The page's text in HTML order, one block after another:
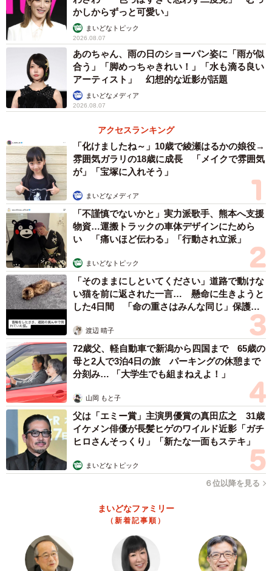
かしからずっと可愛い」
まいどなトピック
2026.08.07
あのちゃん、雨の日のショーパン姿に「雨が似
合う」「脚めっちゃきれい！」「水も滴る良い
アーティスト」 幻想的な近影が話題
まいどなメディア
2026.08.07
アクセスランキング
「化けましたね～」10歳で綾瀬はるかの娘役→
雰囲気ガラリの18歳に成長 「メイクで雰囲気
が」「宝塚に入れそう」
まいどなメディア
「不謹慎でないかと」実力派歌手、熊本へ支援
物資…運搬トラックの車体デザインにためら
い 「痛いほど伝わる」「行動され立派」
まいどなトピック
「そのままにしといてください」道路で動けな
い猫を前に返された一言… 懸命に生きようと
した4日間 「命の重さはみんな同じ」保護団
渡辺 晴子
72歳父、軽自動車で新潟から四国まで 65歳の
母と2人で3泊4日の旅 パーキングの休憩まで
分刻み… 「大学生でも組まねえよ！」
山岡 もと子
父は「エミー賞」主演男優賞の真田広之 31歳
イケメン俳優が長髪ヒゲのワイルド近影「ガチ
ヒロさんそっくり」「新たな一面もステキ」
まいどなトピック
６位以降を見る
まいどなファミリー
（新着記事順）